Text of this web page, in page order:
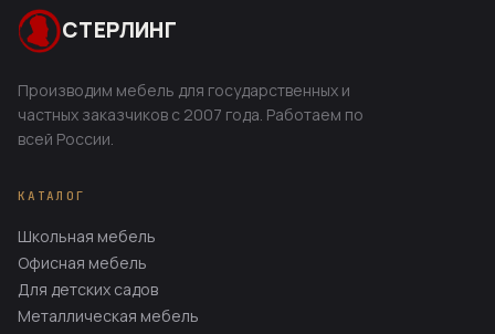
СТЕРЛИНГ
Производим мебель для государственных и
частных заказчиков с 2007 года. Работаем по
всей России.
КАТАЛОГ
Школьная мебель
Офисная мебель
Для детских садов
Металлическая мебель